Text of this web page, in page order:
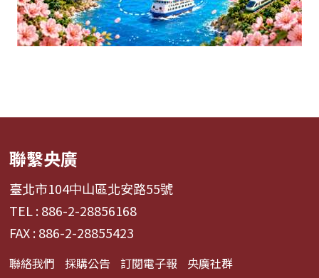
聯繫央廣
臺北市104中山區北安路55號
TEL : 886-2-28856168
FAX : 886-2-28855423
聯絡我們 採購公告 訂閱電子報 央廣社群